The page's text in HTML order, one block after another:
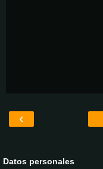
‹
Datos personales